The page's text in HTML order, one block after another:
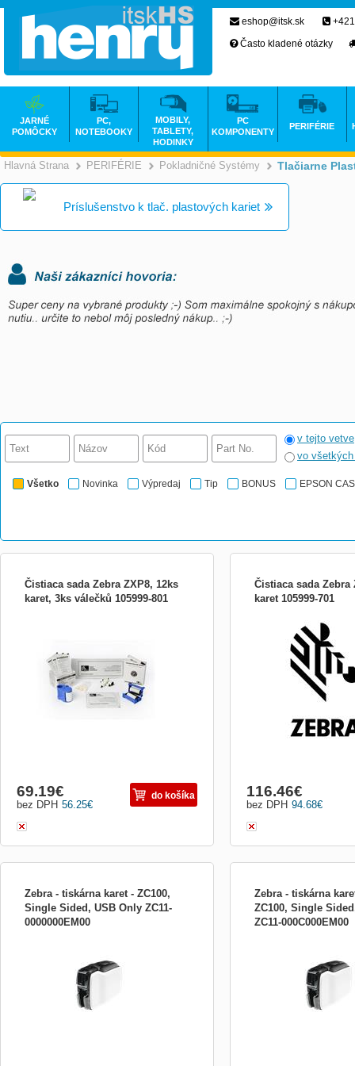
Hlavná Strana >
PERIFÉRIE >
Pokladničné Systémy Tlačiarne
Príslušenstvo k tlač. plastových kariet
v tejto vetve
vo
Všetko Novinka Výpredaj Tip BONUS EPSON
Čistiaca sada Zebra ZXP8, 12ks
karet, 3ks válečků 105999-801
56.25€
bez DPH
69.19€ do košíka
Čistiaca sada Zebra
karet 105999-701
94.68€
bez DPH
116.46€
Zebra - tiskárna karet - ZC100,
Single Sided, USB Only ZC11-
0000000EM00
identifkačních karet ve školství, v
maloobchodě pro členské karty, nebo i v
bankovním sektoru pro kreditní karty.
Uživatelsky jednod...
Zebra - tiskárna
ZC100, Single
ZC11-000C000EM00
identifkačních karet ve
maloobchodě pro
bankovním sektoru pro
Uživatelsky jednod...
eshop@itsk.sk
Často kladené otázky
JARNÉ
POMÔCKY
PC,
NOTEBOOKY
MOBILY,
TABLETY,
HODINKY
PC
KOMPONENTY
PERIFÉRIE